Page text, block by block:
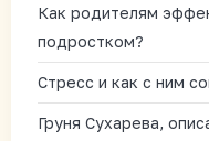
Как родителям
подростком?
Стресс и как с ним
Груня Сухарева,